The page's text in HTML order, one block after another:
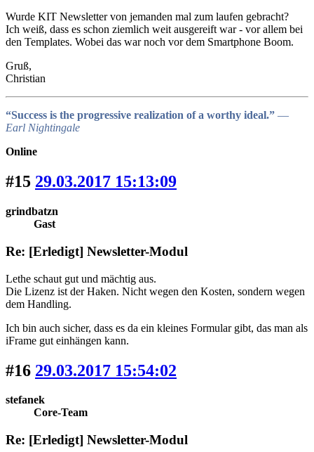
Wurde KIT Newsletter von jemanden mal zum laufen gebracht?
Ich weiß, dass es schon ziemlich weit ausgereift war - vor allem bei
den Templates. Wobei das war noch vor dem Smartphone Boom.
Gruß,
Christian
“Success is the progressive realization of a worthy ideal.” ―
Earl Nightingale
Online
#15 29.03.2017 15:13:09
grindbatzn
Gast
Re: [Erledigt] Newsletter-Modul
Lethe schaut gut und mächtig aus.
Die Lizenz ist der Haken. Nicht wegen den Kosten, sondern wegen
dem Handling.
Ich bin auch sicher, dass es da ein kleines Formular gibt, das man als
iFrame gut einhängen kann.
#16 29.03.2017 15:54:02
stefanek
Core-Team
Re: [Erledigt] Newsletter-Modul